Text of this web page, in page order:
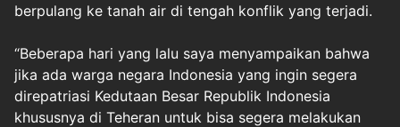
berpulang ke tanah air di tengah konflik yang terjadi.
“Beberapa hari yang lalu saya menyampaikan bahwa
jika ada warga negara Indonesia yang ingin segera
direpatriasi Kedutaan Besar Republik Indonesia
khususnya di Teheran untuk bisa segera melakukan